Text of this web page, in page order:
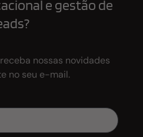
e gestão de
nossas novidades
no seu e-mail.